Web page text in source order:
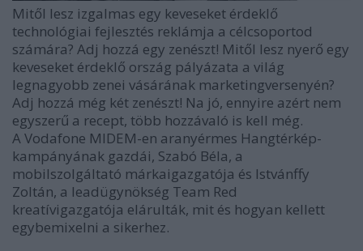
Mitől lesz izgalmas egy keveseket érdeklő
technológiai fejlesztés reklámja a célcsoportod
számára? Adj hozzá egy zenészt! Mitől lesz nyerő egy
keveseket érdeklő ország pályázata a világ
legnagyobb zenei vásárának marketingversenyén?
Adj hozzá még két zenészt! Na jó, ennyire azért nem
egyszerű a recept, több hozzávaló is kell még.
AVodafone MIDEM-en aranyérmes Hangtérkép-
kampányának gazdái, Szabó Béla, a
mobilszolgáltató márkaigazgatója és Istvánffy
Zoltán, a leadügynökség Team Red
kreatívigazgatója elárulták, mit és hogyan kellett
egybemixelni a sikerhez.